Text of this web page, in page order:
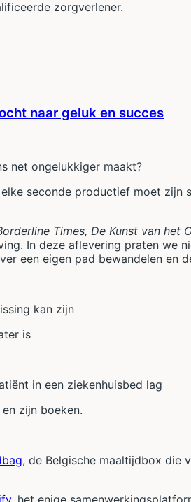
zorgverlener.
naar geluk en succes
net ongelukkiger maakt?
seconde productief moet
Times, De Kunst van het
In deze aflevering praten
een eigen pad bewandelen en
kan zijn
is
in een ziekenhuisbed lag
zijn boeken.
, de Belgische maaltijdbox die